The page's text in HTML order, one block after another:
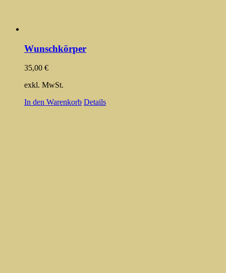
Wunschkörper
35,00 €
exkl. MwSt.
In den Warenkorb Details